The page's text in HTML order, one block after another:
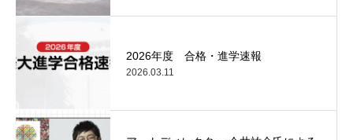
2026年度 合格・進学速報
2026.03.11